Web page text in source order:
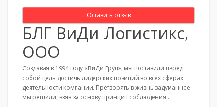
Оставить отзыв
БЛГ ВиДи Логистикс,
ООО
Создавая в 1994 году «ВиДи Груп», мы поставили перед
собой цель достичь лидерских позиций во всех сферах
деятельности компании. Претворять в жизнь задуманное
мы решили, взяв за основу принцип соблюдения…